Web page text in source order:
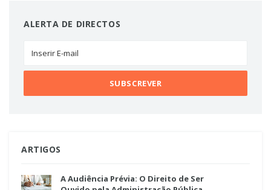
ALERTA DE DIRECTOS
ARTIGOS
A Audiência Prévia: O Direito de Ser